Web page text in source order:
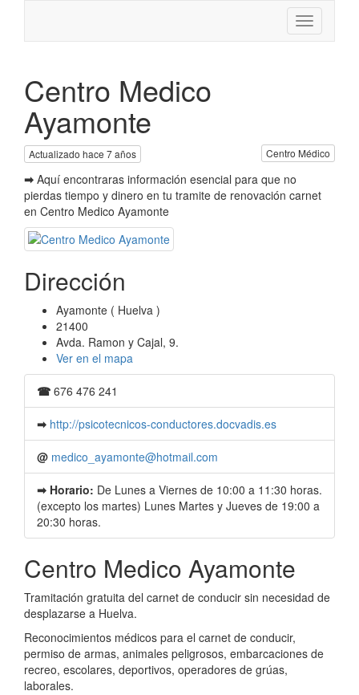
Toggle
navigation
Centro Medico
Ayamonte
Actualizado hace 7 años Centro Médico
➡ Aquí encontraras información esencial para que no
pierdas tiempo y dinero en tu tramite de renovación carnet
en Centro Medico Ayamonte
Dirección
Ayamonte ( Huelva )
21400
Avda. Ramon y Cajal, 9.
Ver en el mapa
☎ 676 476 241
➡ http://psicotecnicos-conductores.docvadis.es
@ medico_ayamonte@hotmail.com
➡ Horario: De Lunes a Viernes de 10:00 a 11:30 horas.
(excepto los martes) Lunes Martes y Jueves de 19:00 a
20:30 horas.
Centro Medico Ayamonte
Tramitación gratuita del carnet de conducir sin necesidad de
desplazarse a Huelva.
Reconocimientos médicos para el carnet de conducir,
permiso de armas, animales peligrosos, embarcaciones de
recreo, escolares, deportivos, operadores de grúas,
laborales.